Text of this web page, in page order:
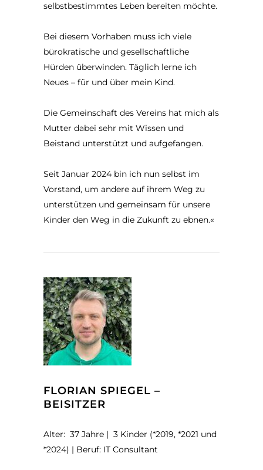
selbstbestimmtes Leben bereiten möchte.
Bei diesem Vorhaben muss ich viele
bürokratische und gesellschaftliche
Hürden überwinden. Täglich lerne ich
Neues – für und über mein Kind.
Die Gemeinschaft des Vereins hat mich als
Mutter dabei sehr mit Wissen und
Beistand unterstützt und aufgefangen.
Seit Januar 2024 bin ich nun selbst im
Vorstand, um andere auf ihrem Weg zu
unterstützen und gemeinsam für unsere
Kinder den Weg in die Zukunft zu ebnen.«
FLORIAN SPIEGEL –
BEISITZER
Alter: 37 Jahre | 3 Kinder (*2019, *2021 und
*2024) | Beruf: IT Consultant